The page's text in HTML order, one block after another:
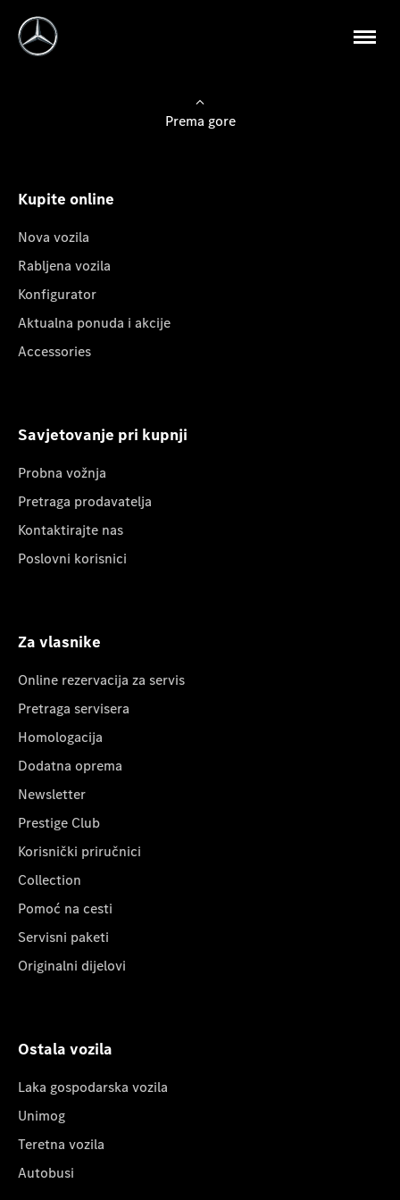
Prema gore
Kupite online
Nova vozila
Rabljena vozila
Konfigurator
Aktualna ponuda i akcije
Accessories
Savjetovanje pri kupnji
Probna vožnja
Pretraga prodavatelja
Kontaktirajte nas
Poslovni korisnici
Za vlasnike
Online rezervacija za servis
Pretraga servisera
Homologacija
Dodatna oprema
Newsletter
Prestige Club
Korisnički priručnici
Collection
Pomoć na cesti
Servisni paketi
Originalni dijelovi
Ostala vozila
Laka gospodarska vozila
Unimog
Teretna vozila
Autobusi